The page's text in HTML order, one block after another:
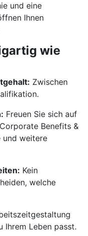
und eine
Ihnen
wie
Zwischen
Freuen Sie sich auf
Benefits &
und weitere
Kein
welche
Ihrem Leben passt.